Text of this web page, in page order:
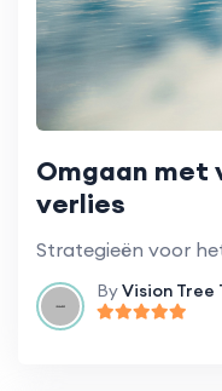
Omgaan met
verlies
ByVision Tree